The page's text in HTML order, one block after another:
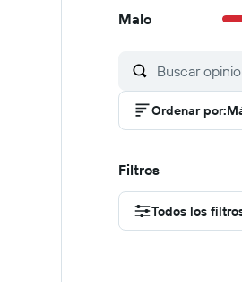
Malo
Ordenar por:
Filtros
Todos los